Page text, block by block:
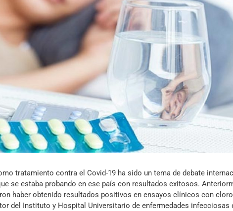
Archivo Sonoro
tratamiento contra el Covid-19 ha sido un tema de debate
se estaba probando en ese país con resultados exitosos.
haber obtenido resultados positivos en ensayos clínicos con
del Instituto y Hospital Universitario de enfermedades infecciosas